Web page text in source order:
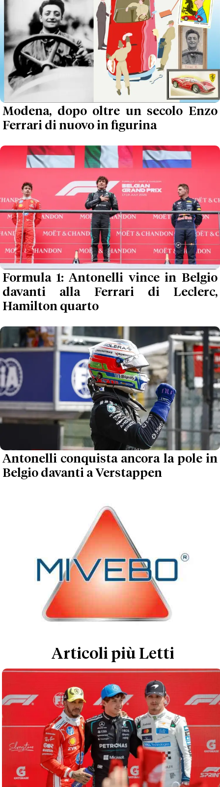
Modena, dopo oltre un secolo Enzo
Ferrari di nuovo in figurina
Formula 1: Antonelli vince in Belgio
davanti alla Ferrari di Leclerc,
Hamilton quarto
Antonelli conquista ancora la pole in
Belgio davanti a Verstappen
Articoli più Letti